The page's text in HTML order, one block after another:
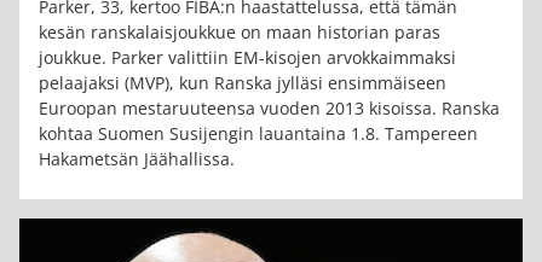
Parker, 33, kertoo FIBA:n haastattelussa, että tämän
kesän ranskalaisjoukkue on maan historian paras
joukkue. Parker valittiin EM-kisojen arvokkaimmaksi
pelaajaksi (MVP), kun Ranska jylläsi ensimmäiseen
Euroopan mestaruuteensa vuoden 2013 kisoissa. Ranska
kohtaa Suomen Susijengin lauantaina 1.8. Tampereen
Hakametsän Jäähallissa.